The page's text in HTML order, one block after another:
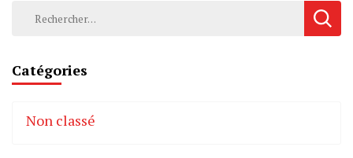
Rechercher :
Catégories
Non classé